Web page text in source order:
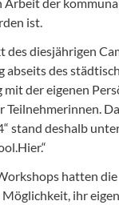
ist.
des diesjährigen
abseits des
der eigenen
stand deshalb
hatten die
ihr